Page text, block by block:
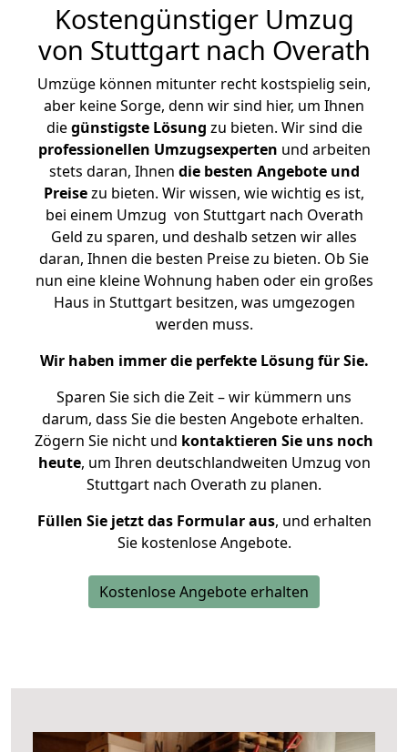
Kostengünstiger Umzug
von Stuttgart nach Overath
Umzüge können mitunter recht kostspielig sein,
aber keine Sorge, denn wir sind hier, um Ihnen
diegünstigste Lösung zu bieten. Wir sind die
professionellen Umzugsexperten und arbeiten
stets daran, Ihnen die besten Angebote und
Preisezu bieten. Wir wissen, wie wichtig es ist,
bei einem Umzug von Stuttgart nach Overath
Geld zu sparen, und deshalb setzen wir alles
daran, Ihnen die besten Preise zu bieten. Ob Sie
nun eine kleine Wohnung haben oder ein großes
Haus in Stuttgart besitzen, was umgezogen
werden muss.
Wir haben immer die perfekte Lösung für Sie.
Sparen Sie sich die Zeit – wir kümmern uns
darum, dass Sie die besten Angebote erhalten.
Zögern Sie nicht und kontaktieren Sie uns noch
heute, um Ihren deutschlandweiten Umzug von
Stuttgart nach Overath zu planen.
Füllen Sie jetzt das Formular aus, und erhalten
Sie kostenlose Angebote.
Kostenlose Angebote erhalten